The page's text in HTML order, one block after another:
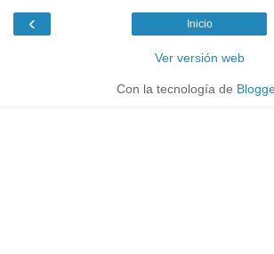
‹ Inicio
Ver versión web
Con la tecnología de